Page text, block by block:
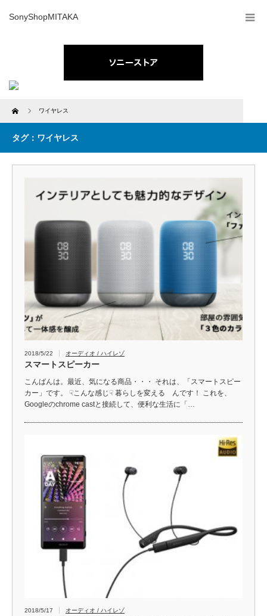
SonyShopMITAKA
Home ワイヤレス
タグ：ワイヤレス
2018/5/22 オーディオ / ハイレゾ
スマートスピーカー
こんばんは。最近、気になる商品・・・ それは、「スマートスピー
カー」です。 ☟こんな感じ☟ 暮らしを変える んです！ これを、
Googleのchrome castと接続して、便利な生活に「…
2018/5/17 オーディオ / ハイレゾ